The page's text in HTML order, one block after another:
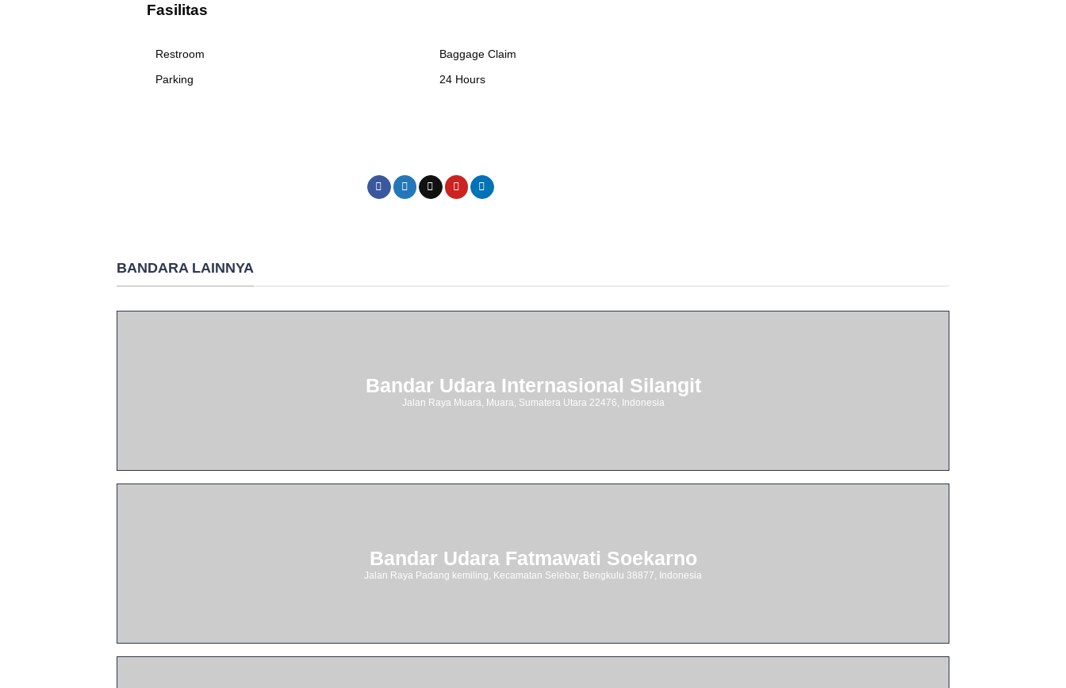
Fasilitas
Restroom Baggage Claim
Parking 24 Hours
BANDARA LAINNYA
Bandar Udara Internasional Silangit
Jalan Raya Muara, Muara, Sumatera Utara 22476, Indonesia
Bandar Udara Fatmawati Soekarno
Jalan Raya Padang kemiling, Kecamatan Selebar, Bengkulu 38877, Indonesia